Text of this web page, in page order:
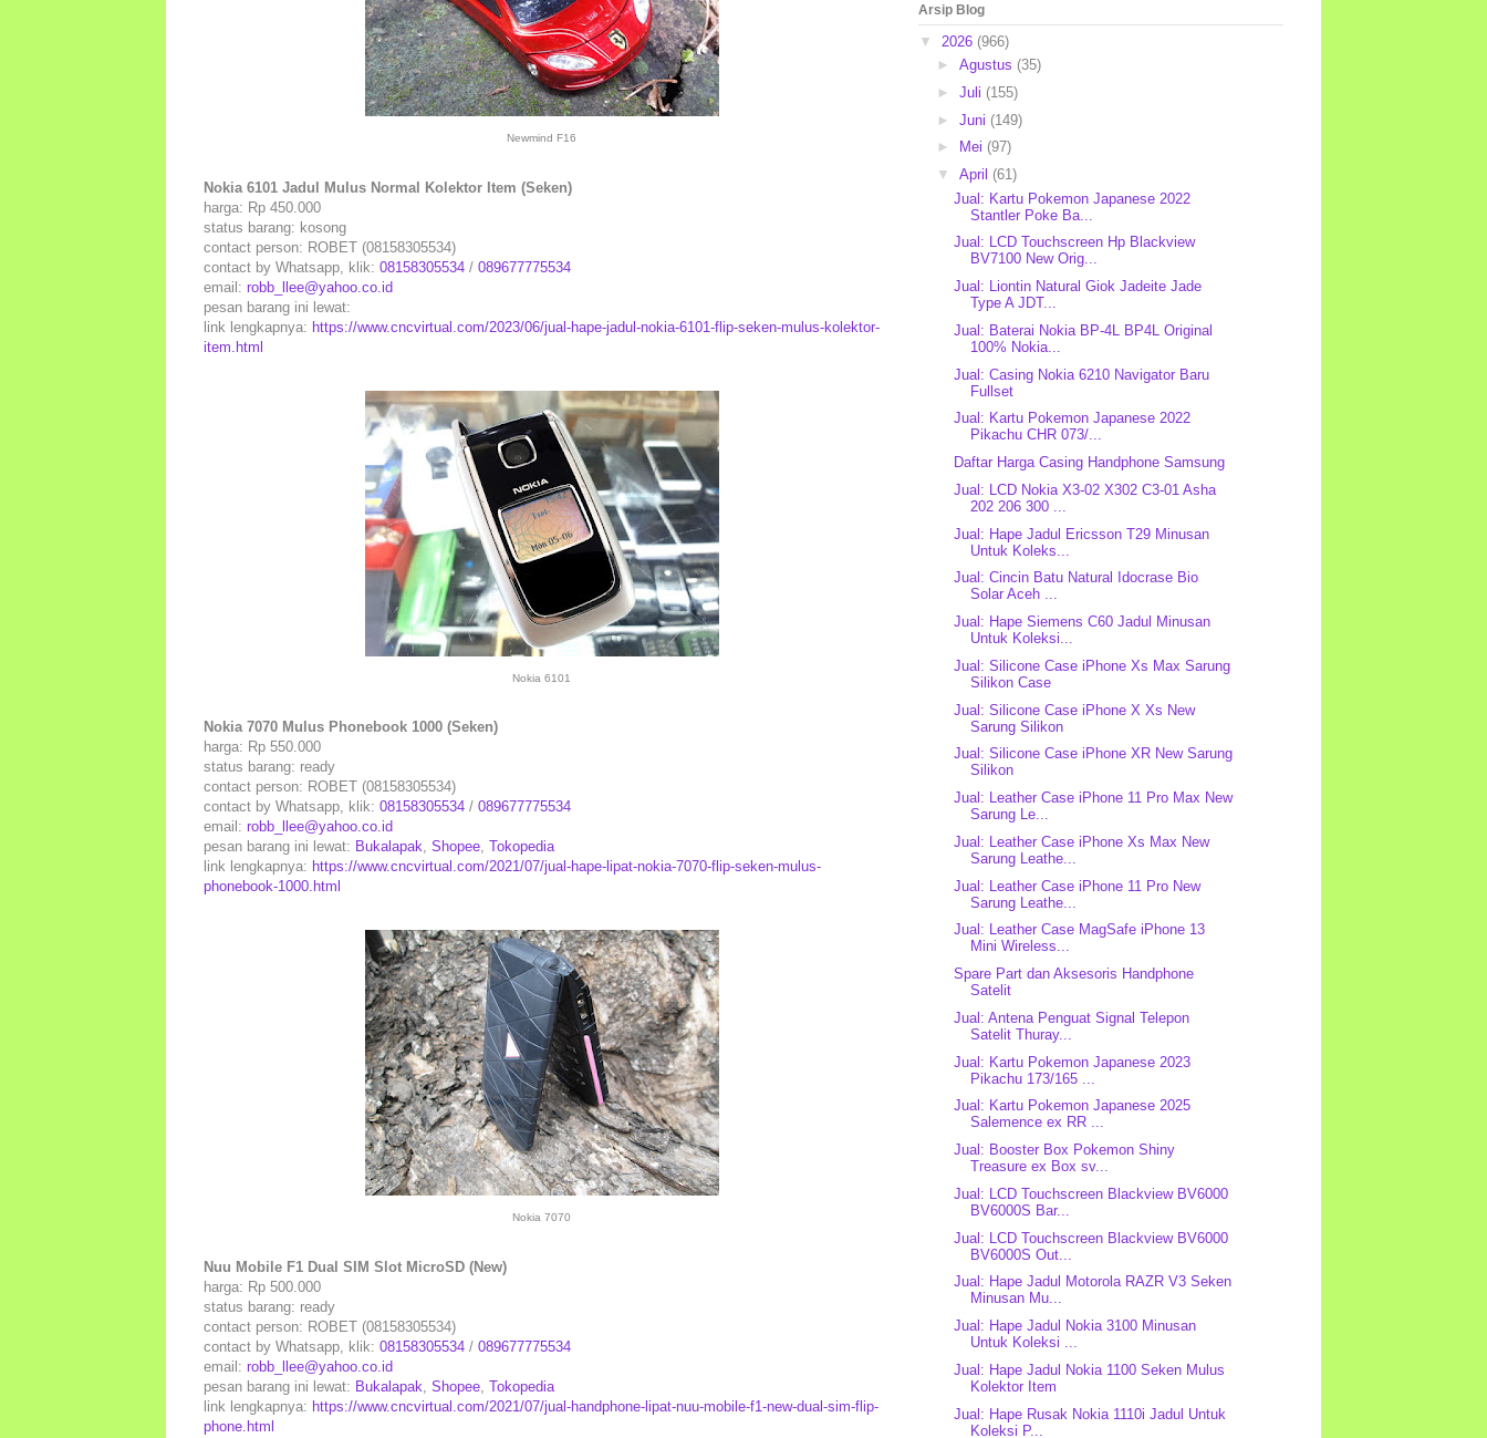
Newmind F16
Nokia 6101 Jadul Mulus Normal Kolektor Item (Seken)
harga: Rp 450.000
status barang: kosong
contact person: ROBET (08158305534)
contact by Whatsapp, klik: 08158305534 / 089677775534
email: robb_llee@yahoo.co.id
pesan barang ini lewat:
link lengkapnya: https://www.cncvirtual.com/2023/06/jual-hape-jadul-nokia-6101-flip-seken-mulus-kolektor-
item.html
Nokia 6101
Nokia 7070 Mulus Phonebook 1000 (Seken)
harga: Rp 550.000
status barang: ready
contact person: ROBET (08158305534)
contact by Whatsapp, klik: 08158305534 / 089677775534
email: robb_llee@yahoo.co.id
pesan barang ini lewat: Bukalapak, Shopee, Tokopedia
link lengkapnya: https://www.cncvirtual.com/2021/07/jual-hape-lipat-nokia-7070-flip-seken-mulus-
phonebook-1000.html
Nokia 7070
Nuu Mobile F1 Dual SIM Slot MicroSD (New)
harga: Rp 500.000
status barang: ready
contact person: ROBET (08158305534)
contact by Whatsapp, klik: 08158305534 / 089677775534
email: robb_llee@yahoo.co.id
pesan barang ini lewat: Bukalapak Shopee Tokopedia
link lengkapnya: https://www.cncvirtual.com/2021/07/jual-handphone-lipat-nuu-mobile-f1-new-dual-sim-flip-
phone.html
Arsip Blog
▼ 2026 (966)
► Agustus (35)
► Juli (155)
► Juni (149)
►
Mei (97)
▼ April (61)
Jual: Kartu Pokemon Japanese 2022
Stantler Poke Ba...
Jual: LCD Touchscreen Hp Blackview
BV7100 New Orig...
Jual: Liontin Natural Giok Jadeite Jade
Type A JDT...
Jual: Baterai Nokia BP-4L BP4L Original
100% Nokia...
Jual: Casing Nokia 6210 Navigator Baru
Fullset
Jual: Kartu Pokemon Japanese 2022
Pikachu CHR 073/...
Daftar Harga Casing Handphone Samsung
Jual: LCD Nokia X3-02 X302 C3-01 Asha
202 206 300 ...
Jual: Hape Jadul Ericsson T29 Minusan
Untuk Koleks...
Jual: Cincin Batu Natural Idocrase Bio
Solar Aceh ...
Jual: Hape Siemens C60 Jadul Minusan
Untuk Koleksi...
Jual: Silicone Case iPhone Xs Max Sarung
Silikon Case
Jual: Silicone Case iPhone X Xs New
Sarung Silikon
Jual: Silicone Case iPhone XR New Sarung
Silikon
Jual: Leather Case iPhone 11 Pro Max New
Sarung Le...
Jual: Leather Case iPhone Xs Max New
Sarung Leathe...
Jual: Leather Case iPhone 11 Pro New
Sarung Leathe...
Jual: Leather Case MagSafe iPhone 13
Mini Wireless...
Spare Part dan Aksesoris Handphone
Satelit
Jual: Antena Penguat Signal Telepon
Satelit Thuray...
Jual: Kartu Pokemon Japanese 2023
Pikachu 173/165 ...
Jual: Kartu Pokemon Japanese 2025
Salemence ex RR ...
Jual: Booster Box Pokemon Shiny
Treasure ex Box sv...
Jual: LCD Touchscreen Blackview BV6000
BV6000S Bar...
Jual: LCD Touchscreen Blackview BV6000
BV6000S Out...
Jual: Hape Jadul Motorola RAZR V3 Seken
Minusan Mu...
Jual: Hape Jadul Nokia 3100 Minusan
Untuk Koleksi ...
Jual: Hape Jadul Nokia 1100 Seken Mulus
Kolektor Item
Jual: Hape Rusak Nokia 1110i Jadul Untuk
Koleksi P...